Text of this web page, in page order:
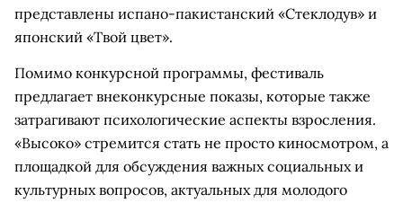
представлены испано-пакистанский «Стеклодув» и
японский «Твой цвет».
Помимо конкурсной программы, фестиваль
предлагает внеконкурсные показы, которые также
затрагивают психологические аспекты взросления.
«Высоко» стремится стать не просто киносмотром, а
площадкой для обсуждения важных социальных и
культурных вопросов, актуальных для молодого